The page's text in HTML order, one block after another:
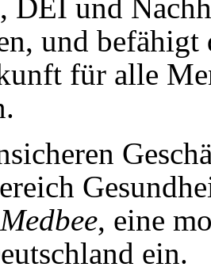
DEI und
und
für alle
Medbee, eine
ein.